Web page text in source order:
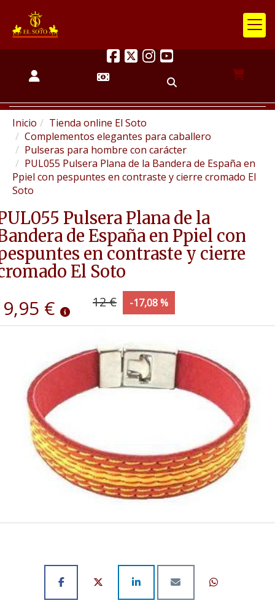
Inicio
Tienda online El Soto
Complementos elegantes para caballero
Pulseras para hombre con carácter
PUL055 Pulsera Plana de la Bandera de España en
Ppiel con pespuntes en contraste y cierre cromado El
Soto
Pulsera Plana de la
de España en Ppiel con
en contraste y cierre
El Soto
9,95 € 12 € -17,08 %